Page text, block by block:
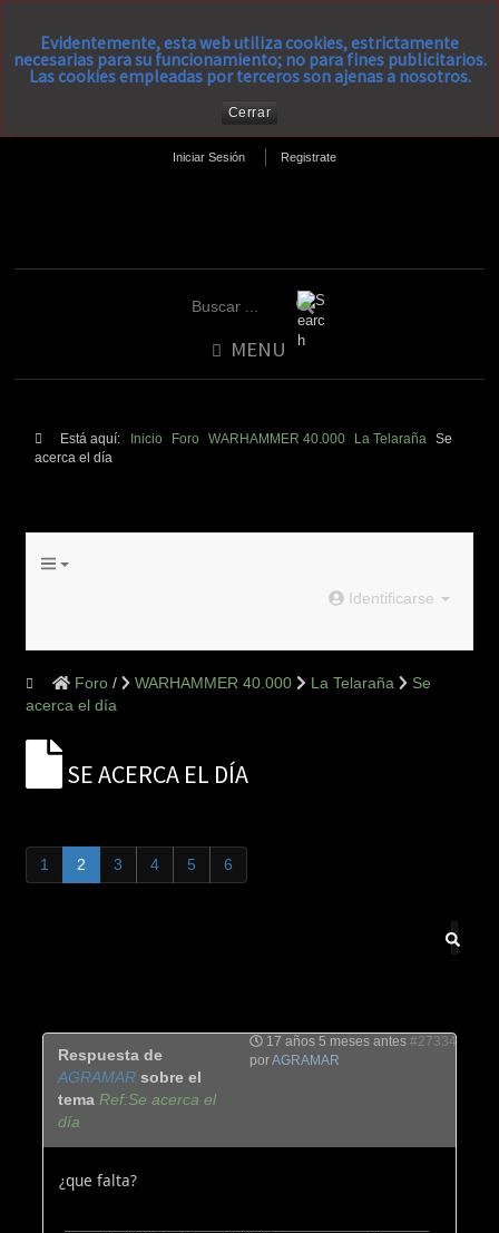
Evidentemente, esta web utiliza cookies, estrictamente
necesarias para su funcionamiento; no para fines publicitarios.
Las cookies empleadas por terceros son ajenas a nosotros.
Cerrar
Iniciar Sesión Registrate
MENU
Está aquí: Inicio Foro WARHAMMER 40.000 La Telaraña
Se
acerca el día
Identificarse
Foro WARHAMMER 40.000 La Telaraña
Se
acerca el día
SE ACERCA EL DÍA
1 2 3 4 5 6
17 años 5 meses antes #27334
porAGRAMAR
Respuesta de
AGRAMAR sobre el
temaRef:Se acerca el
día
¿que falta?